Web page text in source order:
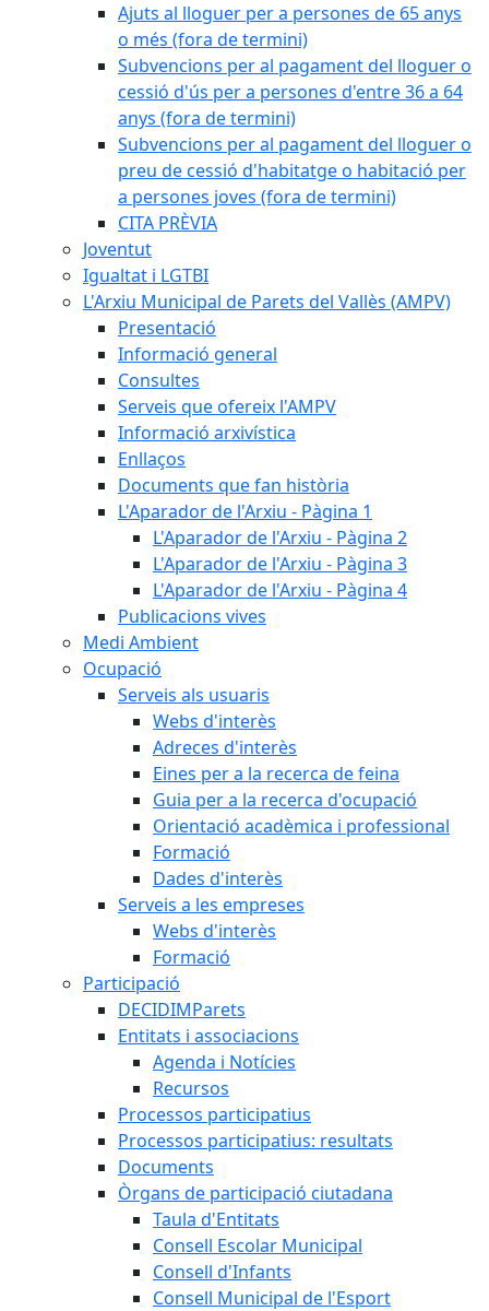
Ajuts al lloguer per a persones de 65 anys
o més (fora de termini)
Subvencions per al pagament del lloguer o
cessió d'ús per a persones d'entre 36 a 64
anys (fora de termini)
Subvencions per al pagament del lloguer o
preu de cessió d'habitatge o habitació per
a persones joves (fora de termini)
CITA PRÈVIA
Joventut
Igualtat i LGTBI
L'Arxiu Municipal de Parets del Vallès (AMPV)
Presentació
Informació general
Consultes
Serveis que ofereix l'AMPV
Informació arxivística
Enllaços
Documents que fan història
L'Aparador de l'Arxiu - Pàgina 1
L'Aparador de l'Arxiu - Pàgina 2
L'Aparador de l'Arxiu - Pàgina 3
L'Aparador de l'Arxiu - Pàgina 4
Publicacions vives
Medi Ambient
Ocupació
Serveis als usuaris
Webs d'interès
Adreces d'interès
Eines per a la recerca de feina
Guia per a la recerca d'ocupació
Orientació acadèmica i professional
Formació
Dades d'interès
Serveis a les empreses
Webs d'interès
Formació
Participació
DECIDIMParets
Entitats i associacions
Agenda i Notícies
Recursos
Processos participatius
Processos participatius: resultats
Documents
Òrgans de participació ciutadana
Taula d'Entitats
Consell Escolar Municipal
Consell d'Infants
Consell Municipal de l'Esport